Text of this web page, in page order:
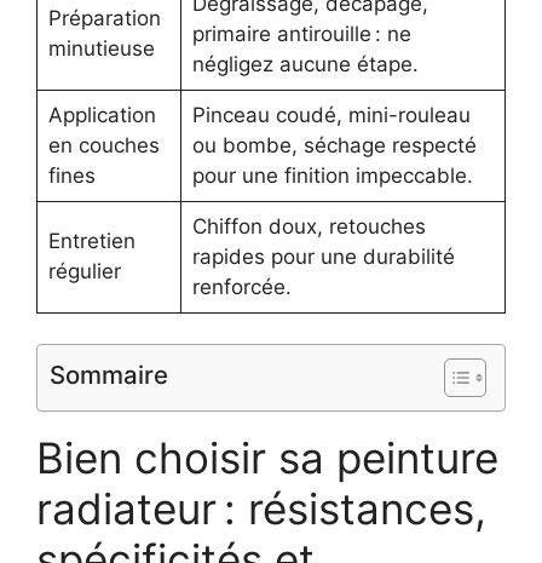
Préparation
minutieuse
primaire antirouille : ne
négligez aucune étape.
Application
en couches
fines
Pinceau coudé, mini-rouleau
ou bombe, séchage respecté
pour une finition impeccable.
Entretien
régulier
Chiffon doux, retouches
rapides pour une durabilité
renforcée.
Sommaire
Bien choisir sa peinture
radiateur : résistances,